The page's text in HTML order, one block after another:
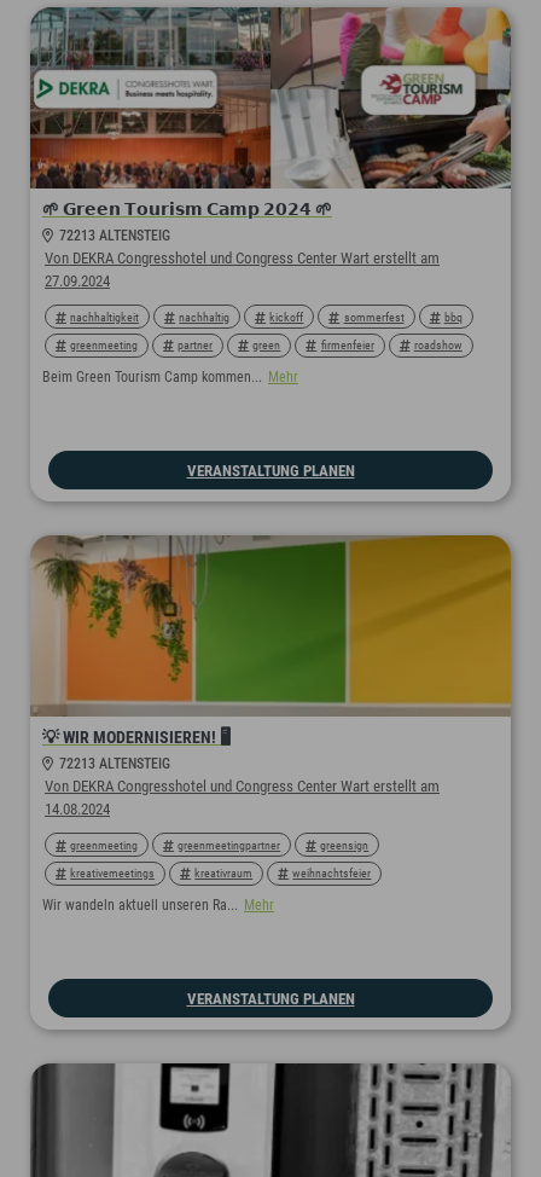
🌱 𝗚𝗿𝗲𝗲𝗻 𝗧𝗼𝘂𝗿𝗶𝘀𝗺 𝗖𝗮𝗺𝗽 𝟮𝟬𝟮𝟰 🌱
72213 ALTENSTEIG
Von DEKRA Congresshotel und Congress Center Wart erstellt am
27.09.2024
nachhaltigkeit nachhaltig kickoff sommerfest bbq
greenmeeting partner green firmenfeier roadshow
rahmenprogramm teamevent seminarhotel
Beim Green Tourism Camp kommen... Mehr
VERANSTALTUNG PLANEN
💡 WIR MODERNISIEREN! 🖥
72213 ALTENSTEIG
Von DEKRA Congresshotel und Congress Center Wart erstellt am
14.08.2024
greenmeeting greenmeetingpartner greensign
kreativemeetings kreativraum weihnachtsfeier
micemoments micemoment
Wir wandeln aktuell unseren Ra... Mehr
VERANSTALTUNG PLANEN